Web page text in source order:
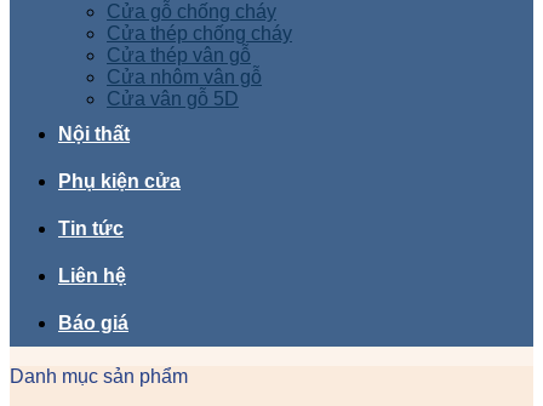
Cửa gỗ chống cháy
Cửa thép chống cháy
Cửa thép vân gỗ
Cửa nhôm vân gỗ
Cửa vân gỗ 5D
Nội thất
Phụ kiện cửa
Tin tức
Liên hệ
Báo giá
Danh mục sản phẩm